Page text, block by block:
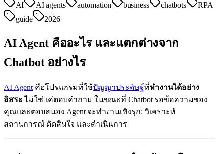
AI AI agents automation business chatbots
RPA
guide
2026
AI Agent คืออะไร และแตกต่างจาก
Chatbot อย่างไร
AI Agent คือโปรแกรมที่ใช้ปัญญาประดิษฐ์ที่ทำงานได้อย่าง
อิสระ ไม่ใช่แค่ตอบคำถาม ในขณะที่ Chatbot รอข้อความของ
คุณและตอบสนอง Agent จะทำงานเชิงรุก: วิเคราะห์
สถานการณ์ ตัดสินใจ และดำเนินการ